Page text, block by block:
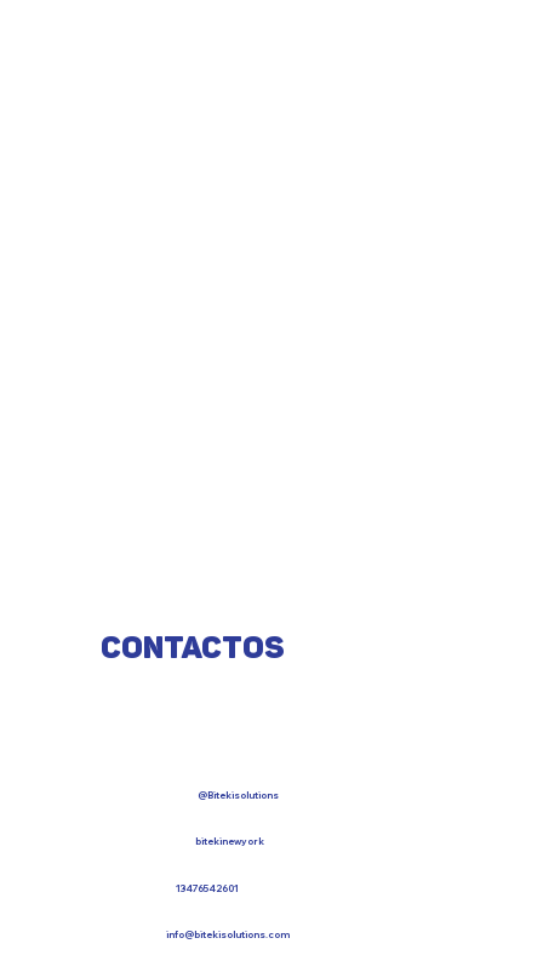
Contactos
@Bitekisolutions
bitekinewyork
13476542601
info@bitekisolutions.com